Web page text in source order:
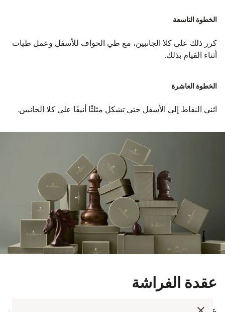
الخطوة التاسعة
كرر ذلك على كلا الجانبين، مع طي الحواف للأسفل وعمل طيات
أثناء القيام بذلك.
الخطوة العاشرة
اثني النقاط إلى الأسفل حتى تشكل مثلثًا أنيقًا على كلا الجانبين.
عقدة الفراشة